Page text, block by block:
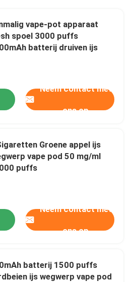
vape-pot apparaat
spoel 3000 puffs
batterij druiven ijs
Neem contact met
ons op
Groene appel ijs
vape pod 50 mg/ml
puffs
Neem contact met
ons op
batterij 1500 puffs
ijs wegwerp vape pod